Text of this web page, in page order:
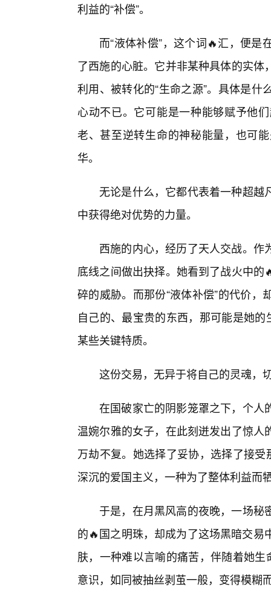
利益的“补偿”。
而“液体补偿”，这个词🔥汇，便
了西施的心脏。它并非某种具体的实
利用、被转化的“生命之源”。具体是
心动不已。它可能是一种能够赋予他
老、甚至逆转生命的神秘能量，也可
华。
无论是什么，它都代表着一种超
中获得绝对优势的力量。
西施的内心，经历了天人交战。
底线之间做出抉择。她看到了战火中
碎的威胁。而那份“液体补偿”的代价
自己的、最宝贵的东西，那可能是她
某些关键特质。
这份交易，无异于将自己的灵魂，
在国破家亡的阴影笼罩之下，个人
温婉尔雅的女子，在此刻迸发出了惊
万劫不复。她选择了妥协，选择了接
深沉的爱国主义，一种为了整体利益而
于是，在月黑风高的夜晚，一场
的🔥国之明珠，却成为了这场黑暗交
肤，一种难以言喻的痛苦，伴随着她
意识，如同被抽丝剥茧一般，变得模糊